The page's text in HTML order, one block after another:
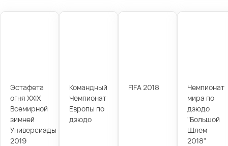
Эстафета
огня XXIX
Всемирной
зимней
Универсиады
2019
Командный
Чемпионат
Европы по
дзюдо
FIFA 2018
Чемпионат
мира по
дзюдо
"Большой
Шлем
2018"